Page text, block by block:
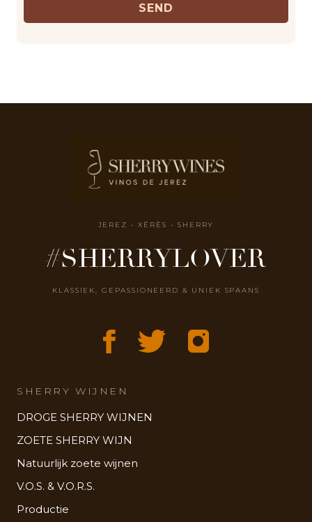
SEND
JEREZ - XÉRÈS - SHERRY
#SHERRYLOVER
KLASSIEK, GEPASSIONEERD & UNIEK SPAANS
SHERRY WIJNEN
DROGE SHERRY WIJNEN
ZOETE SHERRY WIJN
Natuurlijk zoete wijnen
V.O.S. & V.O.R.S.
Productie